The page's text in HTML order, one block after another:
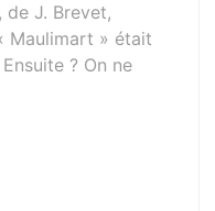
J. Brevet,
Maulimart » était
? On ne